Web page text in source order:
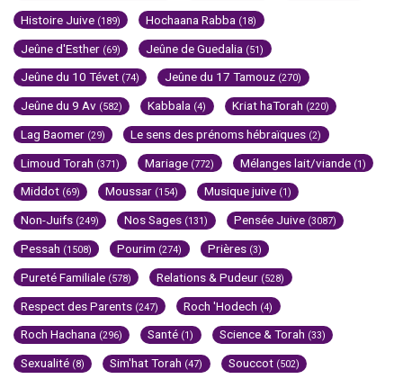
Histoire Juive (189) Hochaana Rabba (18)
Jeûne d'Esther (69) Jeûne de Guedalia (51)
Jeûne du 10 Tévet (74) Jeûne du 17 Tamouz (270)
Jeûne du 9 Av (582) Kabbala (4) Kriat haTorah (220)
Lag Baomer (29) Le sens des prénoms hébraïques (2)
Limoud Torah (371) Mariage (772) Mélanges lait/viande (1)
Middot (69) Moussar (154) Musique juive (1)
Non-Juifs (249) Nos Sages (131) Pensée Juive (3087)
Pessah (1508) Pourim (274) Prières (3)
Pureté Familiale (578) Relations & Pudeur (528)
Respect des Parents (247) Roch 'Hodech (4)
Roch Hachana (296) Santé (1) Science & Torah (33)
Sexualité (8) Sim'hat Torah (47) Souccot (502)